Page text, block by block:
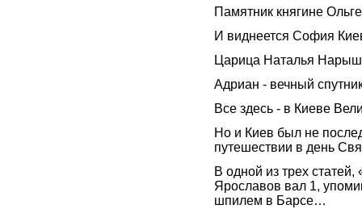
Памятник княгине
И виднеется София
Царица Наталья
Адриан - вечный
Все здесь - в Киеве
Но и Киев был не
путешествии в день
В одной из трех
Ярославов вал 1,
шпилем в Барсе…